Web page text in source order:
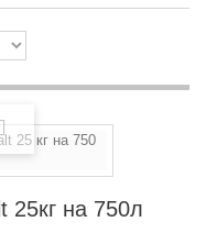
25кг на 750л